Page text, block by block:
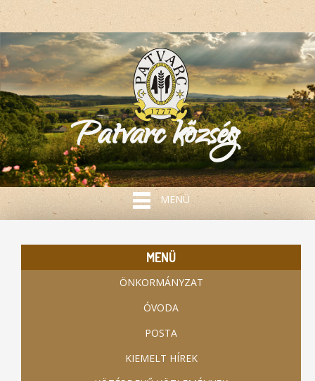
Patvarc község
MENÜ
MENÜ
ÖNKORMÁNYZAT
ÓVODA
POSTA
KIEMELT HÍREK